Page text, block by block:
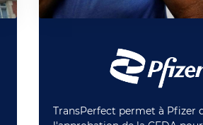
TransPerfect permet à Pfizer